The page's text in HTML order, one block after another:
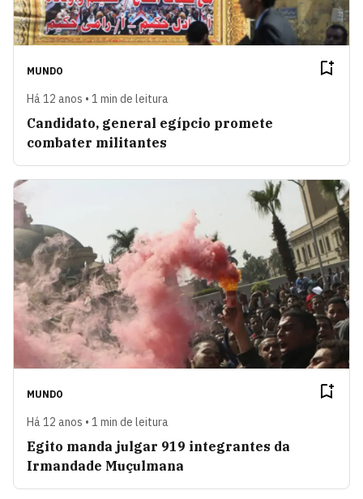
MUNDO
Há 12 anos • 1 min de leitura
Candidato, general egípcio promete
combater militantes
MUNDO
Há 12 anos • 1 min de leitura
Egito manda julgar 919 integrantes da
Irmandade Muçulmana